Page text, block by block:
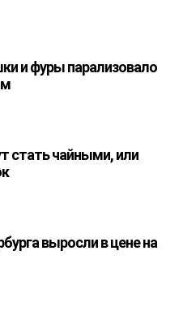
и фуры парализовало
стать чайными, или
выросли в цене на